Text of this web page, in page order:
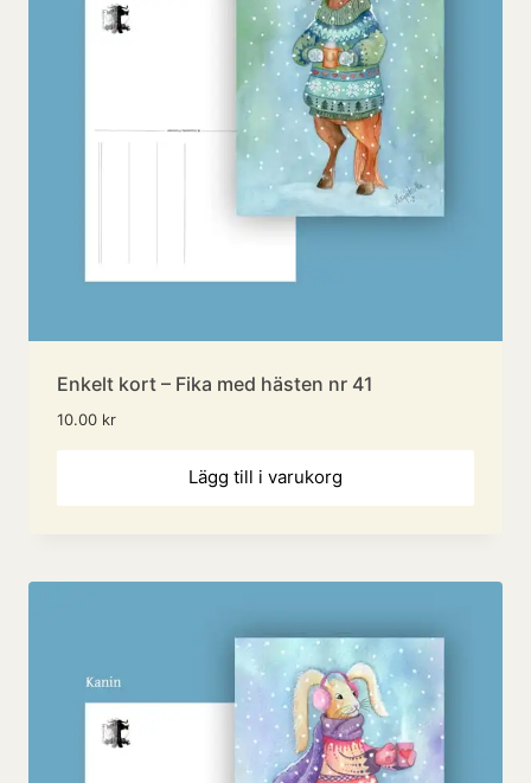
Enkelt kort – Fika med hästen nr 41
10.00 kr
Lägg till i varukorg